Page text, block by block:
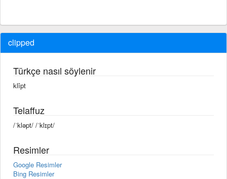
clipped
Türkçe nasıl söylenir
klîpt
Telaffuz
/ˈkləpt/ /ˈklɪpt/
Resimler
Google Resimler
Bing Resimler